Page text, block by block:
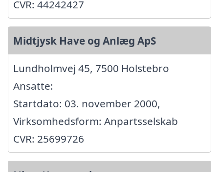
CVR: 44242427
Midtjysk Have og Anlæg ApS
Lundholmvej 45, 7500 Holstebro
Ansatte:
Startdato: 03. november 2000,
Virksomhedsform: Anpartsselskab
CVR: 25699726